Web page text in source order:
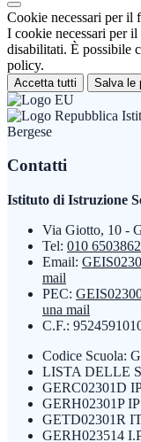
Cookie necessari per il
I cookie necessari per
disabilitati. È possibile
policy.
Accetta tutti Salva le
Bergese
Contatti
Istituto di Istruzione
Via Giotto, 10 -
Tel: 010 6503862
Email:
mail
PEC:
una mail
C.F.:
Codice Scuola:
LISTA DELLE
GERC02301D
GERH02301P
GETD02301R
GERH023514